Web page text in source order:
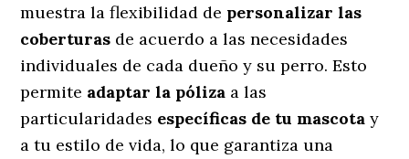
muestra la flexibilidad de personalizar las
coberturas de acuerdo a las necesidades
individuales de cada dueño y su perro. Esto
permite adaptar la póliza a las
particularidades específicas de tu mascota y
a tu estilo de vida, lo que garantiza una